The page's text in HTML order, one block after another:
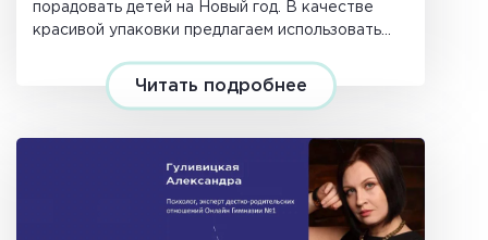
порадовать детей на Новый год. В качестве
красивой упаковки предлагаем использовать
Читать подробнее